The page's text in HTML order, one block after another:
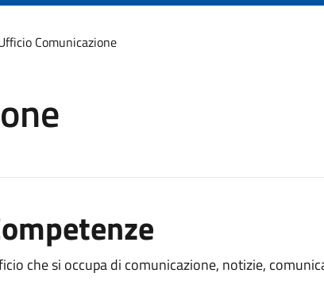
Comunicazione
che si occupa di comunicazione, notizie,